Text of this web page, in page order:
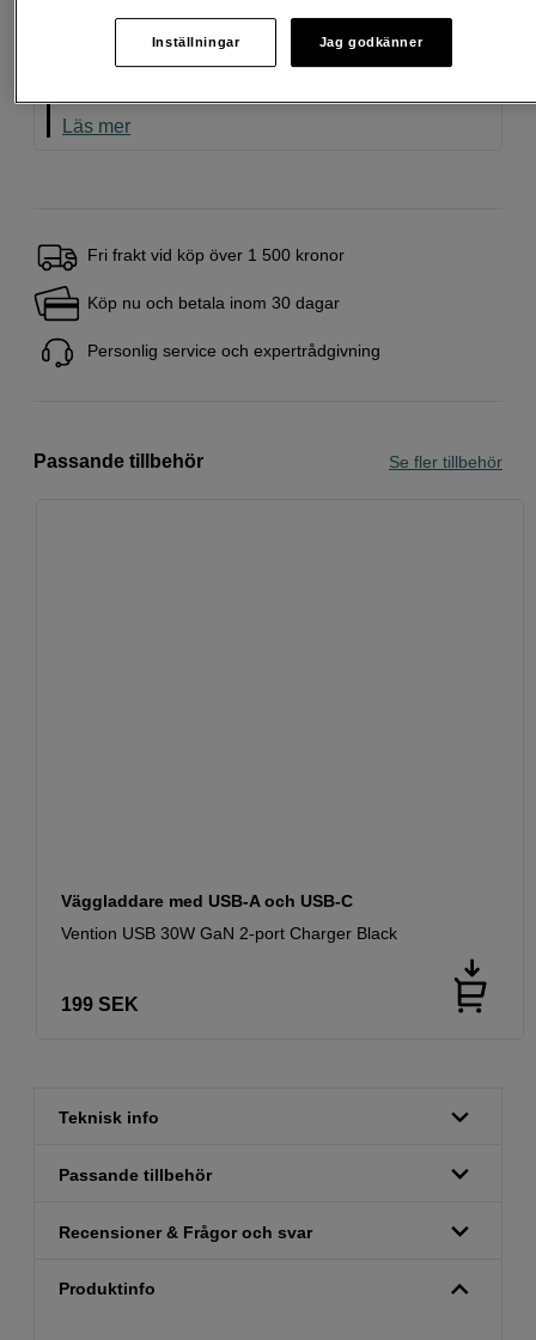
Vi gillar
Det här är en produkt som vi tycker om extra
mycket. Håll utkik efter symbolen för fler av våra
Läs mer
Fri frakt vid köp över 1 500 kronor
Köp nu och betala inom 30 dagar
Personlig service och expertrådgivning
Passande tillbehör Se fler tillbehör
Väggladdare med USB-A och USB-C
Vention USB 30W GaN 2-port Charger Black
199 SEK
Teknisk info
Passande tillbehör
Recensioner & Frågor och svar
Produktinfo
Inställningar Jag godkänner